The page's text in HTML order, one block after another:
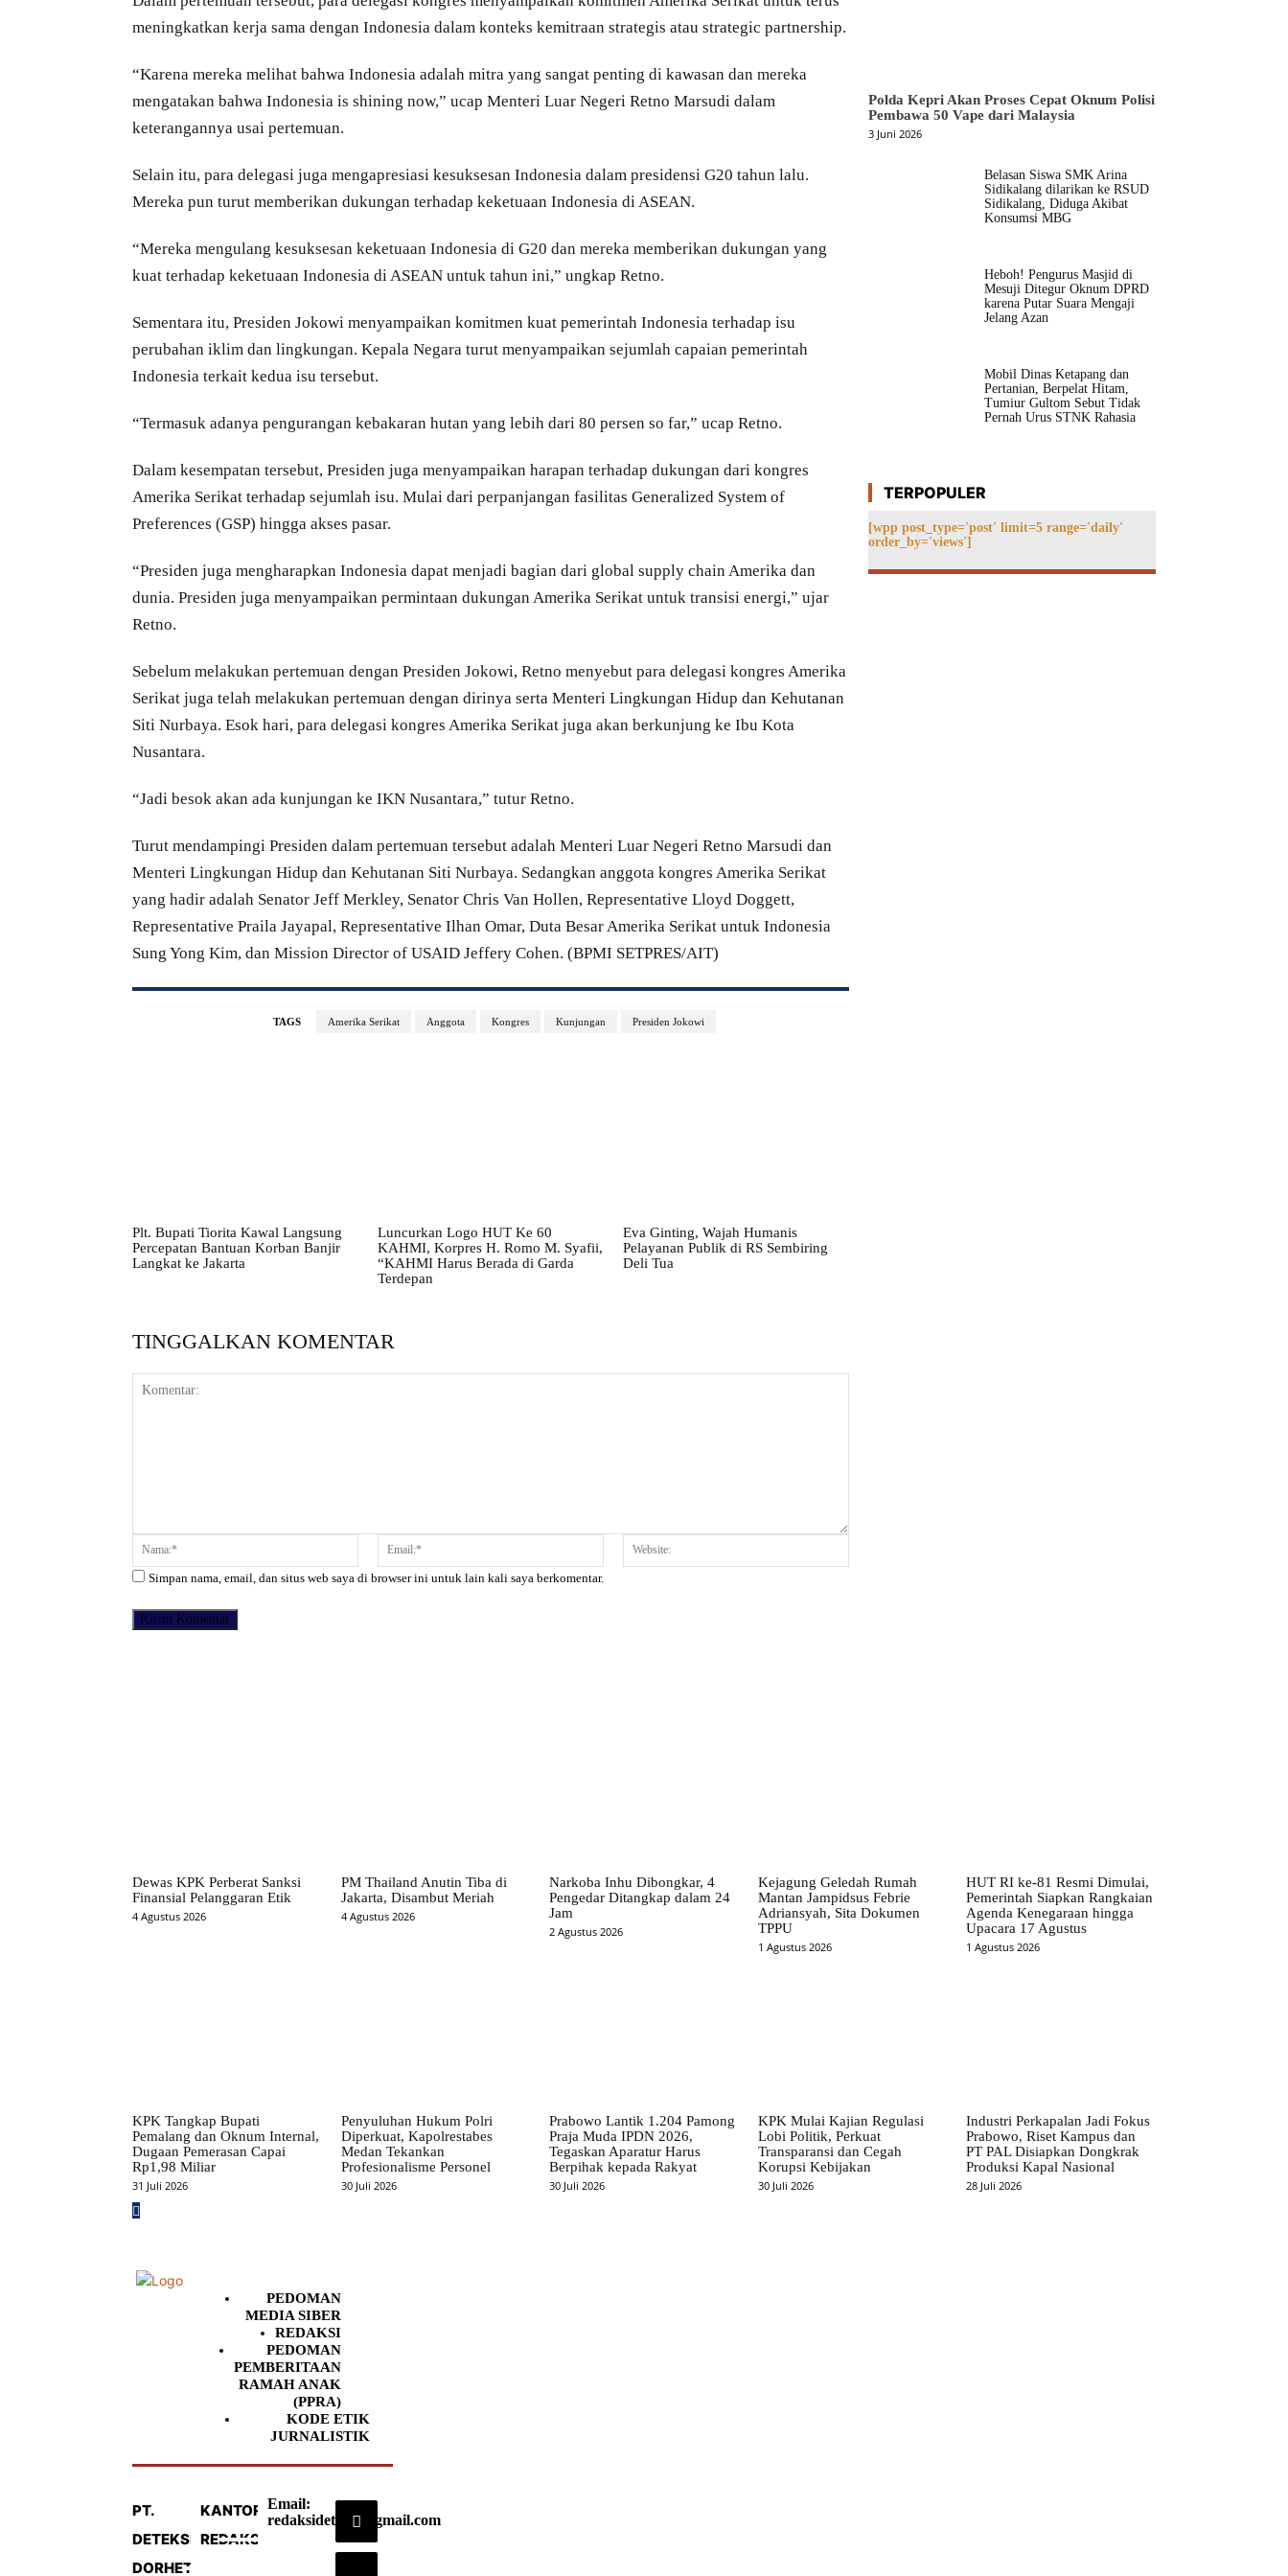
meningkatkan kerja sama dengan Indonesia dalam konteks kemitraan strategis atau strategic partnership.
“Karena mereka melihat bahwa Indonesia adalah mitra yang sangat penting di kawasan dan mereka
mengatakan bahwa Indonesia is shining now,” ucap Menteri Luar Negeri Retno Marsudi dalam
keterangannya usai pertemuan.
Selain itu, para delegasi juga mengapresiasi kesuksesan Indonesia dalam presidensi G20 tahun lalu.
Mereka pun turut memberikan dukungan terhadap keketuaan Indonesia di ASEAN.
“Mereka mengulang kesuksesan keketuaan Indonesia di G20 dan mereka memberikan dukungan yang
kuat terhadap keketuaan Indonesia di ASEAN untuk tahun ini,” ungkap Retno.
Sementara itu, Presiden Jokowi menyampaikan komitmen kuat pemerintah Indonesia terhadap isu
perubahan iklim dan lingkungan. Kepala Negara turut menyampaikan sejumlah capaian pemerintah
Indonesia terkait kedua isu tersebut.
“Termasuk adanya pengurangan kebakaran hutan yang lebih dari 80 persen so far,” ucap Retno.
Dalam kesempatan tersebut, Presiden juga menyampaikan harapan terhadap dukungan dari kongres
Amerika Serikat terhadap sejumlah isu. Mulai dari perpanjangan fasilitas Generalized System of
Preferences (GSP) hingga akses pasar.
“Presiden juga mengharapkan Indonesia dapat menjadi bagian dari global supply chain Amerika dan
dunia. Presiden juga menyampaikan permintaan dukungan Amerika Serikat untuk transisi energi,” ujar
Retno.
Sebelum melakukan pertemuan dengan Presiden Jokowi, Retno menyebut para delegasi kongres Amerika
Serikat juga telah melakukan pertemuan dengan dirinya serta Menteri Lingkungan Hidup dan Kehutanan
Siti Nurbaya. Esok hari, para delegasi kongres Amerika Serikat juga akan berkunjung ke Ibu Kota
Nusantara.
“Jadi besok akan ada kunjungan ke IKN Nusantara,” tutur Retno.
Turut mendampingi Presiden dalam pertemuan tersebut adalah Menteri Luar Negeri Retno Marsudi dan
Menteri Lingkungan Hidup dan Kehutanan Siti Nurbaya. Sedangkan anggota kongres Amerika Serikat
yang hadir adalah Senator Jeff Merkley, Senator Chris Van Hollen, Representative Lloyd Doggett,
Representative Praila Jayapal, Representative Ilhan Omar, Duta Besar Amerika Serikat untuk Indonesia
Sung Yong Kim, dan Mission Director of USAID Jeffery Cohen. (BPMI SETPRES/AIT)
TAGS Amerika Serikat Anggota Kongres Kunjungan Presiden Jokowi
Plt. Bupati Tiorita Kawal Langsung
Percepatan Bantuan Korban Banjir
Langkat ke Jakarta
Luncurkan Logo HUT Ke 60
KAHMI, Korpres H. Romo M. Syafii,
“KAHMI Harus Berada di Garda
Terdepan
Eva Ginting, Wajah Humanis
Pelayanan Publik di RS Sembiring
Deli Tua
TINGGALKAN KOMENTAR
Komentar: Nama:* Email:*
Simpan nama, email, dan situs web saya di browser ini untuk lain kali saya berkomentar.
Polda Kepri Akan Proses Cepat Oknum Polisi
Pembawa 50 Vape dari Malaysia
3 Juni 2026
Belasan Siswa SMK Arina
Sidikalang dilarikan ke RSUD
Sidikalang, Diduga Akibat
Konsumsi MBG
Heboh! Pengurus Masjid di
Mesuji Ditegur Oknum DPRD
karena Putar Suara Mengaji
Jelang Azan
Mobil Dinas Ketapang dan
Pertanian, Berpelat Hitam,
Tumiur Gultom Sebut Tidak
Pernah Urus STNK Rahasia
TERPOPULER
[wpp post_type='post' limit=5 range='daily'
order_by='views']
Dewas KPK Perberat Sanksi
Finansial Pelanggaran Etik
4 Agustus 2026
PM Thailand Anutin Tiba di
Jakarta, Disambut Meriah
4 Agustus 2026
Narkoba Inhu Dibongkar, 4
Pengedar Ditangkap dalam 24
Jam
2 Agustus 2026
Kejagung Geledah Rumah
Mantan Jampidsus Febrie
Adriansyah, Sita Dokumen
TPPU
1 Agustus 2026
HUT RI ke-81 Resmi Dimulai,
Pemerintah Siapkan Rangkaian
Agenda Kenegaraan hingga
Upacara 17 Agustus
1 Agustus 2026
KPK Tangkap Bupati
Pemalang dan Oknum Internal,
Dugaan Pemerasan Capai
Rp1,98 Miliar
31 Juli 2026
Penyuluhan Hukum Polri
Diperkuat, Kapolrestabes
Medan Tekankan
Profesionalisme Personel
30 Juli 2026
Prabowo Lantik 1.204 Pamong
Praja Muda IPDN 2026,
Tegaskan Aparatur Harus
Berpihak kepada Rakyat
30 Juli 2026
KPK Mulai Kajian Regulasi
Lobi Politik, Perkuat
Transparansi dan Cegah
Korupsi Kebijakan
30 Juli 2026
Industri Perkapalan Jadi Fokus
Prabowo, Riset Kampus dan
PT PAL Disiapkan Dongkrak
Produksi Kapal Nasional
28 Juli 2026
PEDOMAN
MEDIA SIBER
REDAKSI
PEDOMAN
PEMBERITAAN
RAMAH ANAK
(PPRA)
KODE ETIK
JURNALISTIK
PT.
DETEKSI
DORHETA
KANTOR
REDAKSI
Email:
redaksideteksi@gmail.com